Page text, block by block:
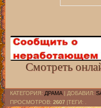
Смотреть
КАТЕГОРИЯ: ДРАМА | ДОБАВИЛ:
ПРОСМОТРОВ: 2607 |ТЕГИ: .